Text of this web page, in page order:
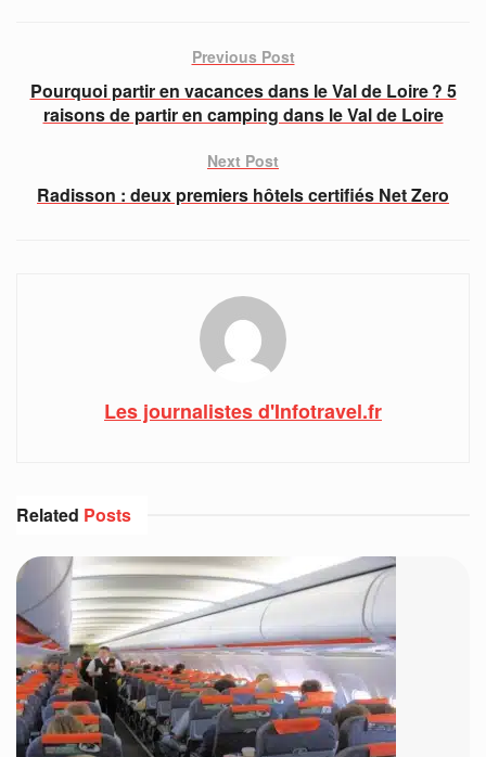
Previous Post
Pourquoi partir en vacances dans le Val de Loire ? 5
raisons de partir en camping dans le Val de Loire
Next Post
Radisson : deux premiers hôtels certifiés Net Zero
Les journalistes d'Infotravel.fr
Related Posts